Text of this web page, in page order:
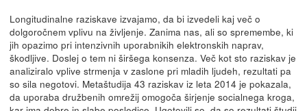
Longitudinalne raziskave izvajamo, da bi izvedeli kaj več o
dolgoročnem vplivu na življenje. Zanima nas, ali so spremembe, ki
jih opazimo pri intenzivnih uporabnikih elektronskih naprav,
škodljive. Doslej o tem ni širšega konsenza. Več kot sto raziskav je
analiziralo vplive strmenja v zaslone pri mladih ljudeh, rezultati pa
so sila negotovi. Metaštudija 43 raziskav iz leta 2014 je pokazala,
da uporaba družbenih omrežij omogoča širjenje socialnega kroga,